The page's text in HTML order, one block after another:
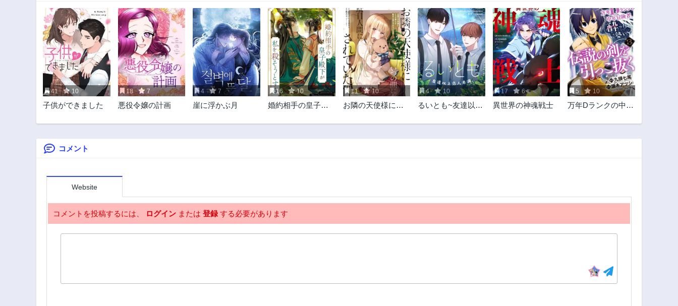
41 10
子供ができました
18 7
悪役令嬢の計画
4 7
崖に浮かぶ月
16 10
婚約相手の皇子殿
する
11 10
お隣の天使様にい
間にされていた件
4 10
るいとも~友達以上
17 6
異世界の神魂戦士
5 10
万年Dランクの中年
いで伝説の剣を引
コメント
Website
コメントを投稿するには、 ログイン または 登録する必要があります